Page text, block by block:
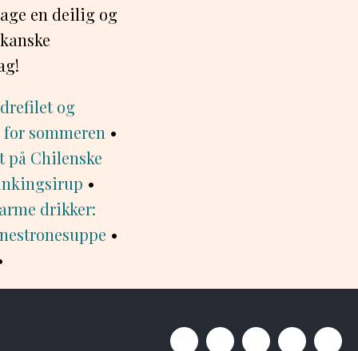
en deilig og
og
sommeren •
på Chilenske
•
drikker:
•